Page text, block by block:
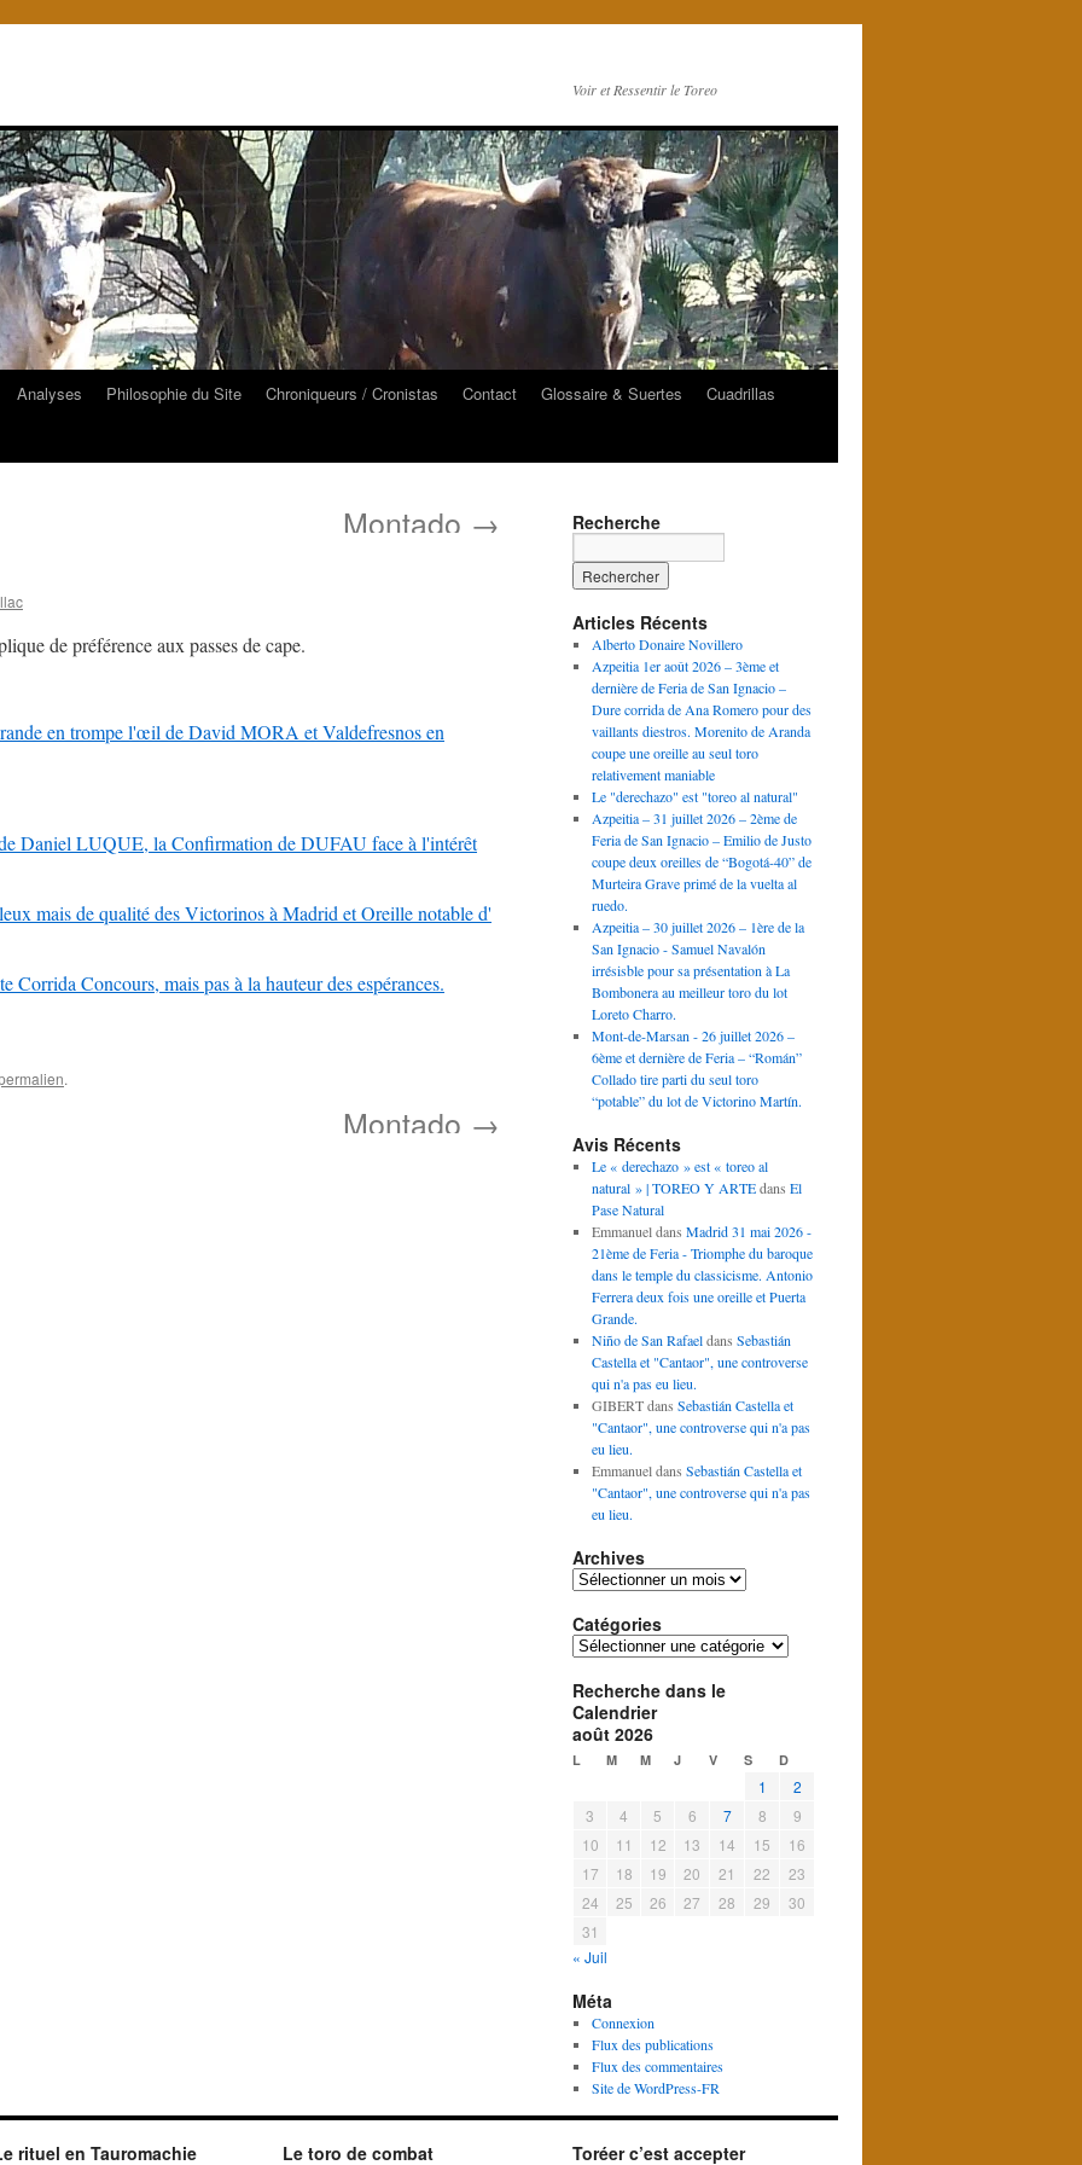
Voir et Ressentir le Toreo
Analyses Philosophie du Site Chroniqueurs / Cronistas Contact Glossaire & Suertes
Cuadrillas
Montado →
de préférence aux passes de cape.
en trompe l'œil de David MORA et Valdefresnos en
Daniel LUQUE, la Confirmation de DUFAU face à l'intérêt
mais de qualité des Victorinos à Madrid et Oreille notable d'
Concours, mais pas à la hauteur des espérances.
.
Montado →
Recherche
Articles Récents
Alberto Donaire Novillero
Azpeitia 1er août 2026 – 3ème et
dernière de Feria de San Ignacio –
Dure corrida de Ana Romero pour des
vaillants diestros. Morenito de Aranda
coupe une oreille au seul toro
relativement maniable
Le "derechazo" est "toreo al natural"
Azpeitia – 31 juillet 2026 – 2ème de
Feria de San Ignacio – Emilio de Justo
coupe deux oreilles de “Bogotá-40” de
Murteira Grave primé de la vuelta al
ruedo.
Azpeitia – 30 juillet 2026 – 1ère de la
San Ignacio - Samuel Navalón
irrésisble pour sa présentation à La
Bombonera au meilleur toro du lot
Loreto Charro.
Mont-de-Marsan - 26 juillet 2026 –
6ème et dernière de Feria – “Román”
Collado tire parti du seul toro
“potable” du lot de Victorino Martín.
Avis Récents
Le « derechazo » est « toreo al
natural » | TOREO Y ARTEdans El
Pase Natural
Emmanueldans Madrid 31 mai 2026 -
21ème de Feria - Triomphe du baroque
dans le temple du classicisme. Antonio
Ferrera deux fois une oreille et Puerta
Grande.
Niño de San Rafaeldans Sebastián
Castella et "Cantaor", une controverse
qui n'a pas eu lieu.
GIBERTdans Sebastián Castella et
"Cantaor", une controverse qui n'a pas
eu lieu.
Emmanueldans Sebastián Castella et
"Cantaor", une controverse qui n'a pas
eu lieu.
Archives
Archives
Catégories
Catégories
Recherche dans le
Calendrier
août 2026
L M M J V S D
1
2
3
4 5 6 7 8
9
10
11 12 13 14 15
16
17
18 19 20 21 22
23
24
25 26 27 28 29
30
31
« Juil
Méta
Connexion
Flux des publications
Flux des commentaires
Site de WordPress-FR
rituel en Tauromachie Le toro de combat
Toréer c’est accepter